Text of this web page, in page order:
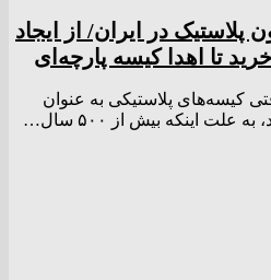
٣ میلیون پلاستیک در ایران/ از ایجاد
تا اهدا کیسه پارچه‌ای
کیسه‌های پلاستیکی به عنوان
اینکه بیش از ۵۰۰ سال…